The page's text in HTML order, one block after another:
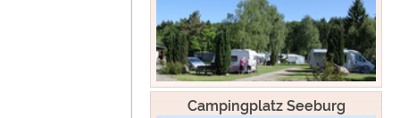
Campingplatz Seeburg